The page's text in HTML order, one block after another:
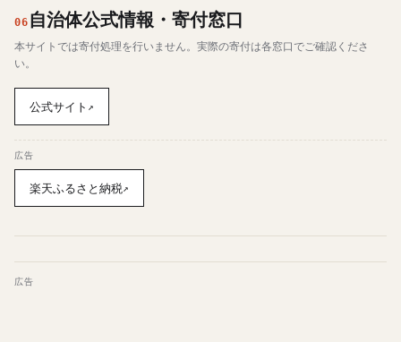
06 自治体公式情報・寄付窓口
本サイトでは寄付処理を行いません。実際の寄付は各窓口でご確認くださ
い。
公式サイト ↗
広告
楽天ふるさと納税↗
広告